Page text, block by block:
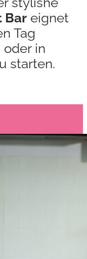
Bar eignet
Tag
oder in
starten.